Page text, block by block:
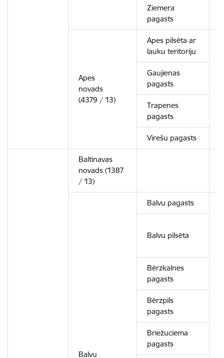
Ziemera
pagasts
Apes
novads
(4379 / 13)
Apes pilsēta ar
lauku teritoriju
Gaujienas
pagasts
Trapenes
pagasts
Virešu pagasts
Baltinavas
novads (1387
/ 13)
Balvu
Balvu pagasts
Balvu pilsēta
Bērzkalnes
pagasts
Bērzpils
pagasts
Briežuciema
pagasts